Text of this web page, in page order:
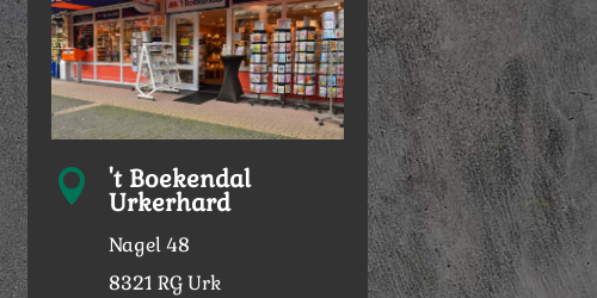
 't Boekendal
Urkerhard
Nagel 48
8321 RG Urk